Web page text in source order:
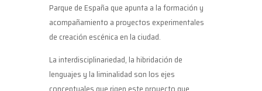
Parque de España que apunta a la formación y
acompañamiento a proyectos experimentales
de creación escénica en la ciudad.
La interdisciplinariedad, la hibridación de
lenguajes y la liminalidad son los ejes